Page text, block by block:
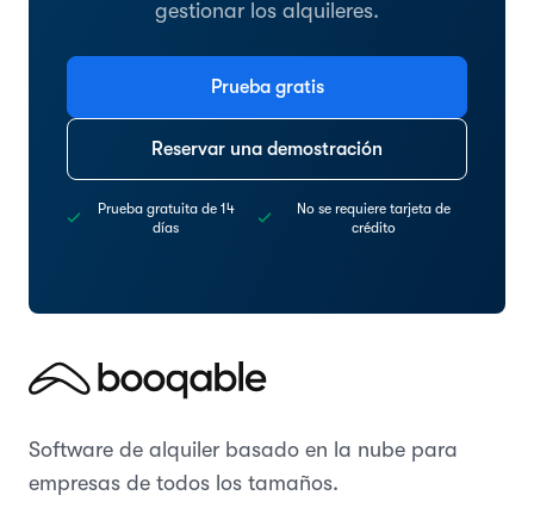
gestionar los alquileres.
Prueba gratis
Reservar una demostración
Prueba gratuita de 14
días
No se requiere tarjeta de
crédito
Software de alquiler basado en la nube para
empresas de todos los tamaños.